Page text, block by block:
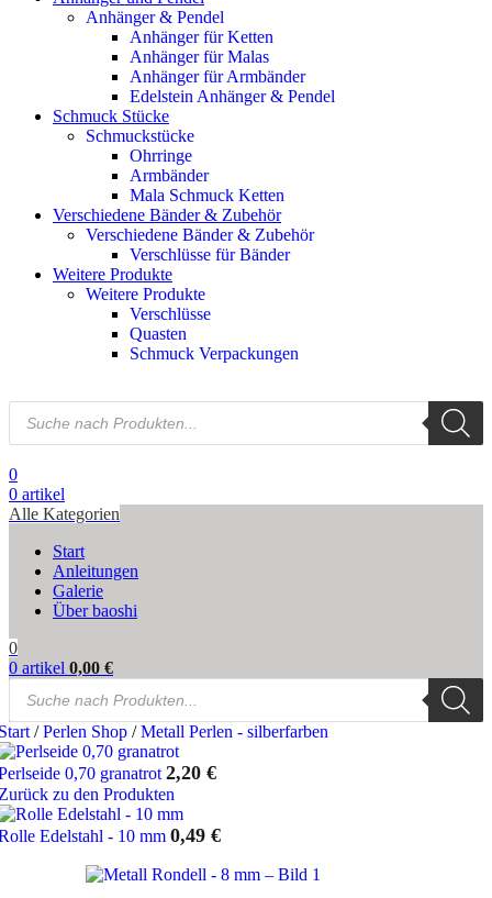
Anhänger & Pendel
Anhänger für Ketten
Anhänger für Malas
Anhänger für Armbänder
Edelstein Anhänger & Pendel
Schmuck Stücke
Schmuckstücke
Ohrringe
Armbänder
Mala Schmuck Ketten
Verschiedene Bänder & Zubehör
Verschiedene Bänder & Zubehör
Verschlüsse für Bänder
Weitere Produkte
Weitere Produkte
Verschlüsse
Quasten
Schmuck Verpackungen
Products
search
0
0 artikel
Alle Kategorien
Start
Anleitungen
Galerie
Über baoshi
0
0 artikel 0,00 €
Products
search
/ Perlen Shop / Metall Perlen - silberfarben
0,70 granatrot 2,20 €
zu den Produkten
Edelstahl - 10 mm 0,49 €